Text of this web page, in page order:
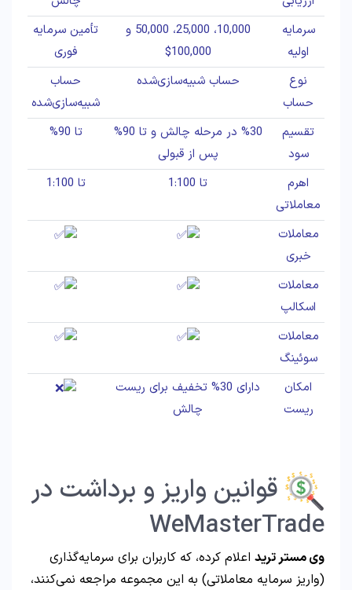
سرمایه
اولیه
10,000، 25,000، 50,000 و
100,000$
تأمین سرمایه
فوری
نوع
حساب
حساب شبیه‌سازی‌شده
حساب
شبیه‌سازی‌شده
تقسیم
سود
%30 در مرحله چالش و تا 90%
پس از قبولی
تا 90%
اهرم
معاملاتی
تا 1:100 تا 1:100
معاملات
خبری
معاملات
اسکالپ
معاملات
سوئینگ
امکان
ریست
دارای 30% تخفیف برای ریست
چالش
قوانین واریز و برداشت در
WeMasterTrade
وی مستر ترید اعلام کرده، که کاربران برای سرمایه‌گذاری
(واریز سرمایه معاملاتی) به این مجموعه مراجعه نمی‌کنند،